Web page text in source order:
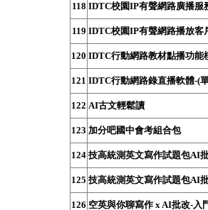
118 IDTC校園IP有聲網路廣播服
119 IDTC校園IP有聲網路播放客
120 IDTC行動網路教材點播功能
121 IDTC行動網路錄直播軟體-(
122 AI古文輕鬆讀
123 加分吧國中會考組合包
124 技高統測英文寫作試題包AI
125 技高統測英文寫作試題包AI
126 空英與你聊寫作 x AI批改-入